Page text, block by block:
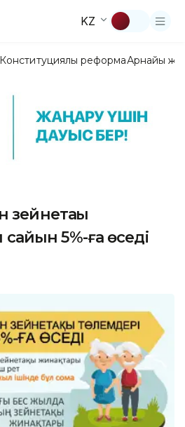
KZ
Конституциялық реформаАрнайы
зейнетақы
5%-ға өседі